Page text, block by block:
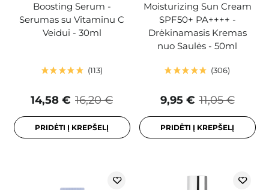
Boosting Serum -
Serumas su Vitaminu C
Veidui - 30ml
113
16,20 €
14,58 €
PRIDĖTI Į KREPŠELĮ
Moisturizing Sun Cream
SPF50+ PA++++ -
Drėkinamasis Kremas
nuo Saulės - 50ml
306
11,05 €
9,95 €
PRIDĖTI Į KREPŠELĮ